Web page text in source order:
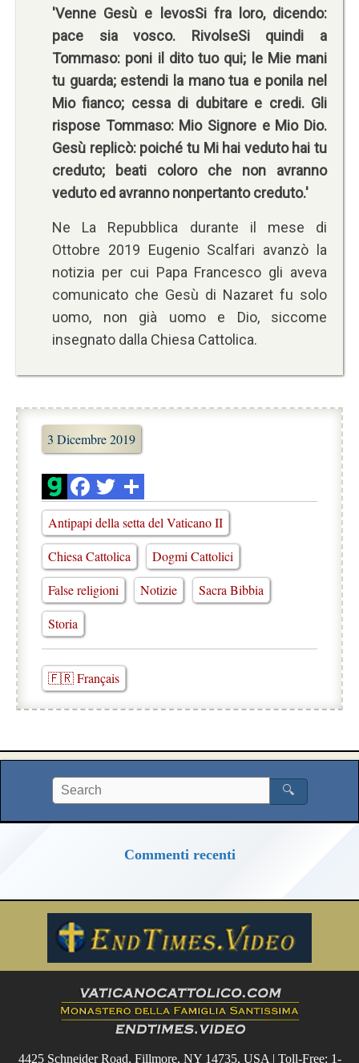
'Venne Gesù e levosSi fra loro, dicendo:
pace sia vosco. RivolseSi quindi a
Tommaso: poni il dito tuo qui; le Mie mani
tu guarda; estendi la mano tua e ponila nel
Mio fianco; cessa di dubitare e credi. Gli
rispose Tommaso: Mio Signore e Mio Dio.
Gesù replicò: poiché tu Mi hai veduto hai tu
creduto; beati coloro che non avranno
veduto ed avranno nonpertanto creduto.'
Ne La Repubblica durante il mese di
Ottobre 2019 Eugenio Scalfari avanzò la
notizia per cui Papa Francesco gli aveva
comunicato che Gesù di Nazaret fu solo
uomo, non già uomo e Dio, siccome
insegnato dalla Chiesa Cattolica.
3 Dicembre 2019
Antipapi della setta del Vaticano II
Chiesa Cattolica
Dogmi Cattolici
False religioni
Notizie
Sacra Bibbia
Storia
🇫🇷 Français
🔍
Commenti recenti
4425 Schneider Road, Fillmore, NY 14735, USA | Toll-Free: 1-